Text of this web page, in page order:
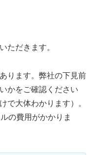
ただきます。
ります。弊社の下見前
かをご確認ください
で大体わかります）。
の費用がかかりま